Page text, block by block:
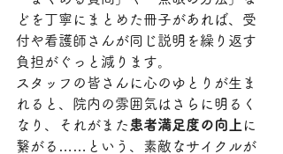
どを丁寧にまとめた冊子があれば、受
付や看護師さんが同じ説明を繰り返す
負担がぐっと減ります。
スタッフの皆さんに心のゆとりが生ま
れると、院内の雰囲気はさらに明るく
なり、それがまた 患者満足度の向上 に
繋がる……という、素敵なサイクルが